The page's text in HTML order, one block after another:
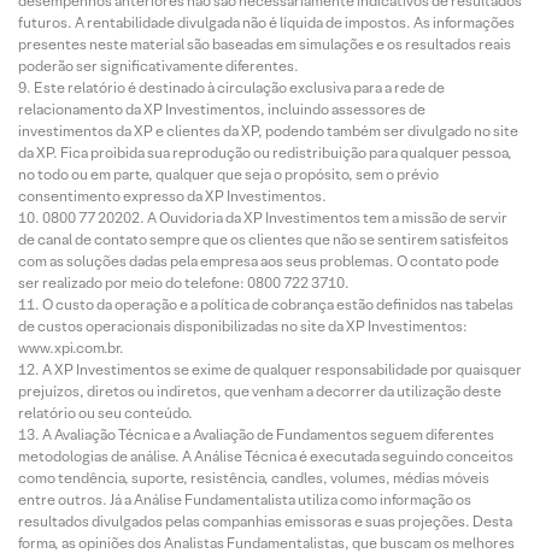
futuros. A rentabilidade divulgada não é líquida de impostos. As informações
presentes neste material são baseadas em simulações e os resultados reais
poderão ser significativamente diferentes.
Este relatório é destinado à circulação exclusiva para a rede de
relacionamento da XP Investimentos, incluindo assessores de
investimentos da XP e clientes da XP, podendo também ser divulgado no site
da XP. Fica proibida sua reprodução ou redistribuição para qualquer pessoa,
no todo ou em parte, qualquer que seja o propósito, sem o prévio
consentimento expresso da XP Investimentos.
0800 77 20202. A Ouvidoria da XP Investimentos tem a missão de servir
de canal de contato sempre que os clientes que não se sentirem satisfeitos
com as soluções dadas pela empresa aos seus problemas. O contato pode
ser realizado por meio do telefone: 0800 722 3710.
O custo da operação e a política de cobrança estão definidos nas tabelas
de custos operacionais disponibilizadas no site da XP Investimentos:
www.xpi.com.br.
A XP Investimentos se exime de qualquer responsabilidade por quaisquer
prejuízos, diretos ou indiretos, que venham a decorrer da utilização deste
relatório ou seu conteúdo.
A Avaliação Técnica e a Avaliação de Fundamentos seguem diferentes
metodologias de análise. A Análise Técnica é executada seguindo conceitos
como tendência, suporte, resistência, candles, volumes, médias móveis
entre outros. Já a Análise Fundamentalista utiliza como informação os
resultados divulgados pelas companhias emissoras e suas projeções. Desta
forma, as opiniões dos Analistas Fundamentalistas, que buscam os melhores